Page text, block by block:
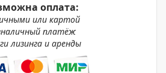
оплата:
или картой
платёж
лизинга и аренды